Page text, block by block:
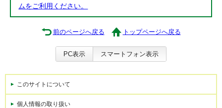
ムをご利用ください。
前のページへ戻る トップページへ戻る
PC表示 スマートフォン表示
このサイトについて
個人情報の取り扱い